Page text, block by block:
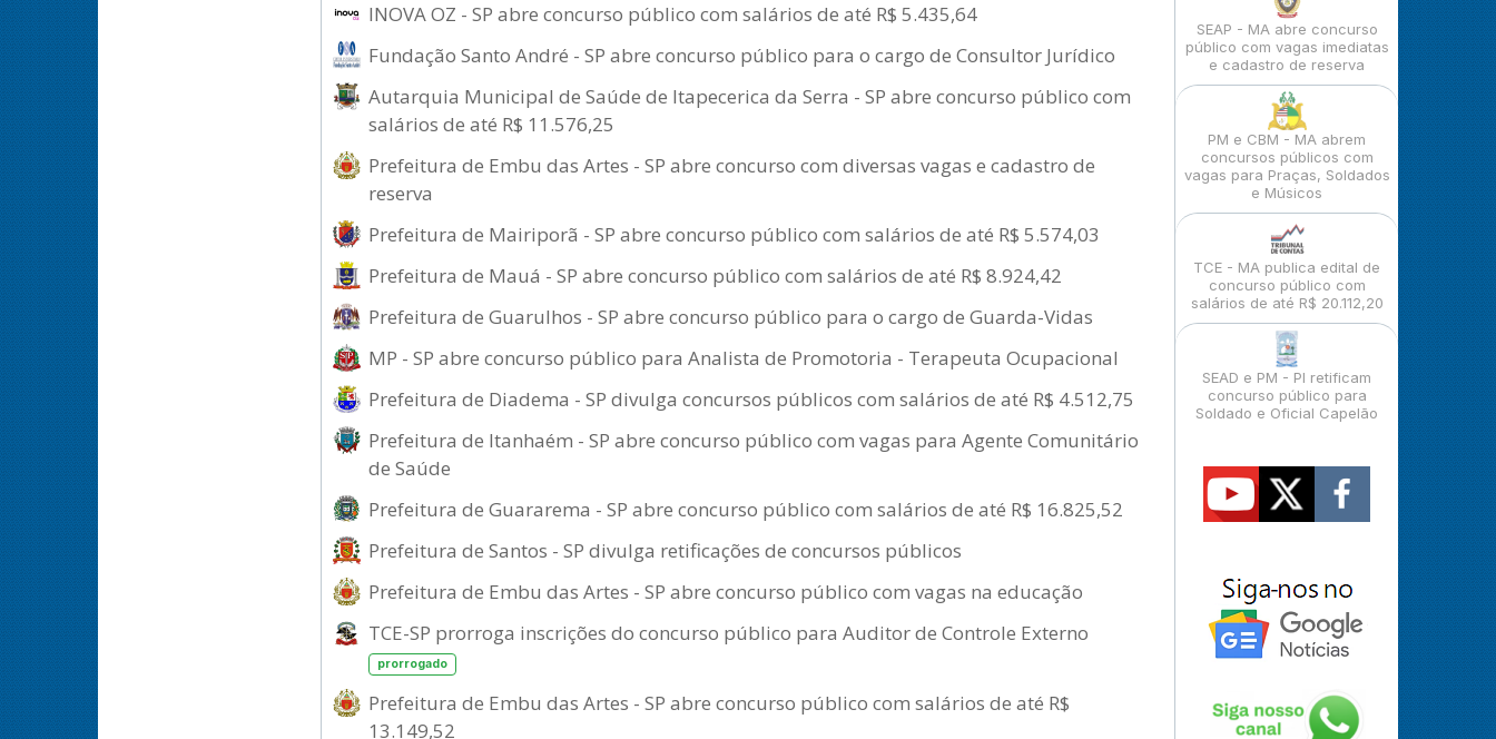
INOVA OZ - SP abre concurso público com salários de até R$ 5.435,64
Fundação Santo André - SP abre concurso público para o cargo de Consultor Jurídico
Autarquia Municipal de Saúde de Itapecerica da Serra - SP abre concurso público com
salários de até R$ 11.576,25
Prefeitura de Embu das Artes - SP abre concurso com diversas vagas e cadastro de
reserva
Prefeitura de Mairiporã - SP abre concurso público com salários de até R$ 5.574,03
Prefeitura de Mauá - SP abre concurso público com salários de até R$ 8.924,42
Prefeitura de Guarulhos - SP abre concurso público para o cargo de Guarda-Vidas
MP - SP abre concurso público para Analista de Promotoria - Terapeuta Ocupacional
Prefeitura de Diadema - SP divulga concursos públicos com salários de até R$ 4.512,75
Prefeitura de Itanhaém - SP abre concurso público com vagas para Agente Comunitário
de Saúde
Prefeitura de Guararema - SP abre concurso público com salários de até R$ 16.825,52
Prefeitura de Santos - SP divulga retificações de concursos públicos
Prefeitura de Embu das Artes - SP abre concurso público com vagas na educação
TCE-SP prorroga inscrições do concurso público para Auditor de Controle Externo
prorrogado
Prefeitura de Embu das Artes - SP abre concurso público com salários de até R$
13.149,52
SEAP - MA abre concurso
público com vagas imediatas
e cadastro de reserva
PM e CBM - MA abrem
concursos públicos com
vagas para Praças, Soldados
e Músicos
TCE - MA publica edital de
concurso público com
salários de até R$ 20.112,20
SEAD e PM - PI retificam
concurso público para
Soldado e Oficial Capelão